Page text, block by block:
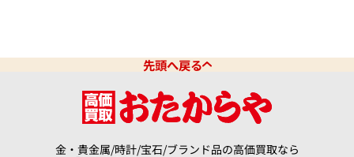
先頭へ戻る
金・貴金属/時計/宝石/ブランド品の高価買取なら